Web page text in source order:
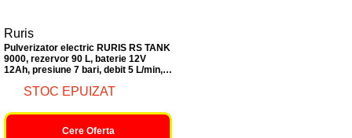
Ruris
Pulverizator electric RURIS RS TANK
9000, rezervor 90 L, baterie 12V
12Ah, presiune 7 bari, debit 5 L/min,
metalică, autonomie 4 ore
STOC EPUIZAT
Cere Oferta